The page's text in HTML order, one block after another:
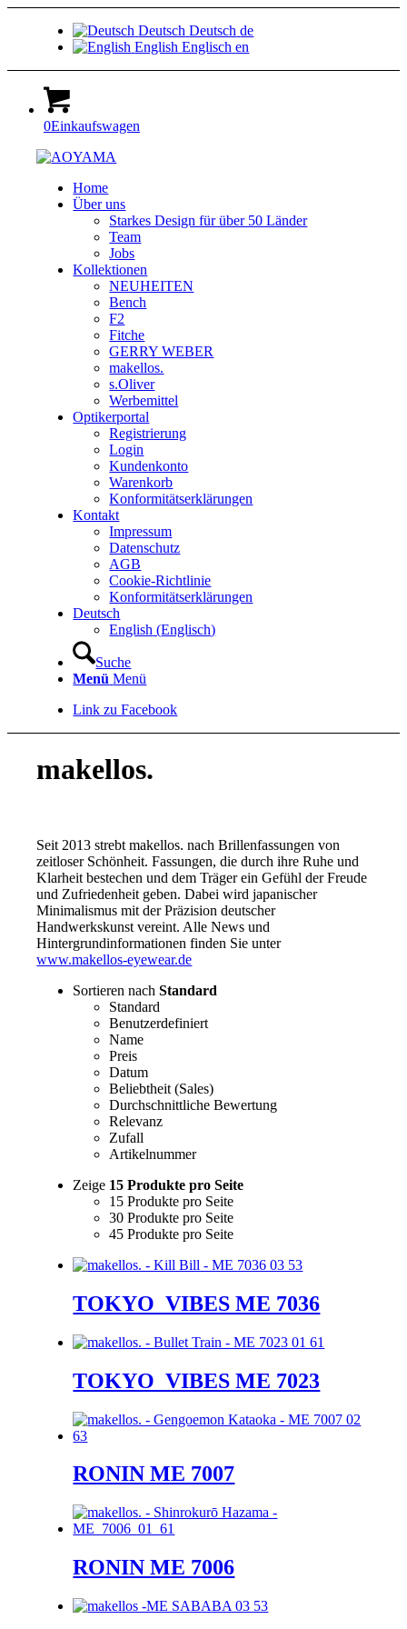
Deutsch Deutsch de
English Englisch en
0Einkaufswagen
Home
Über uns
Starkes Design für über 50 Länder
Team
Jobs
Kollektionen
NEUHEITEN
Bench
F2
Fitche
GERRY WEBER
makellos.
s.Oliver
Werbemittel
Optikerportal
Registrierung
Login
Kundenkonto
Warenkorb
Konformitätserklärungen
Kontakt
Impressum
Datenschutz
AGB
Cookie-Richtlinie
Konformitätserklärungen
Deutsch
English (Englisch)
Suche
Menü Menü
Link zu Facebook
makellos.
Seit 2013 strebt makellos. nach Brillenfassungen von
zeitloser Schönheit. Fassungen, die durch ihre Ruhe und
Klarheit bestechen und dem Träger ein Gefühl der Freude
und Zufriedenheit geben. Dabei wird japanischer
Minimalismus mit der Präzision deutscher
Handwerkskunst vereint. Alle News und
Hintergrundinformationen finden Sie unter
www.makellos-eyewear.de
Sortieren nachStandard
Standard
Benutzerdefiniert
Name
Preis
Datum
Beliebtheit (Sales)
Durchschnittliche Bewertung
Relevanz
Zufall
Artikelnummer
Zeige 15 Produkte pro Seite
15 Produkte pro Seite
30 Produkte pro Seite
45 Produkte pro Seite
TOKYO_VIBES ME 7036
TOKYO_VIBES ME 7023
RONIN ME 7007
RONIN ME 7006